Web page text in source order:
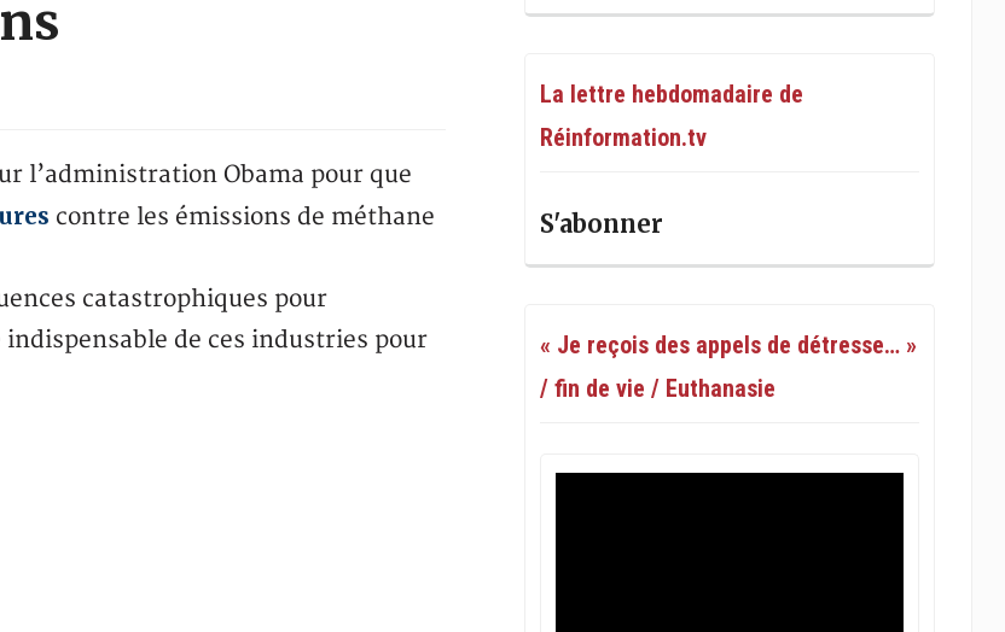
l’administration Obama pour que
contre les émissions de méthane
catastrophiques pour
de ces industries pour
La lettre hebdomadaire de
Réinformation.tv
S'abonner
« Je reçois des appels de détresse… »
/ fin de vie / Euthanasie